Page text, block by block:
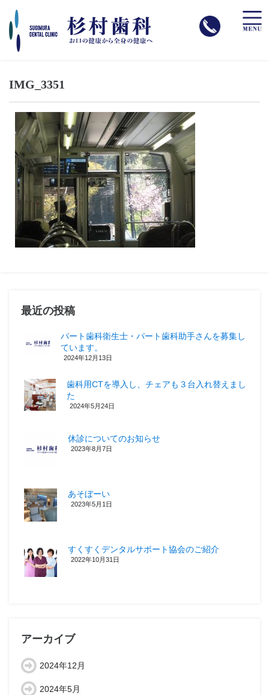
toggle
IMG_3351
最近の投稿
パート歯科衛生士・パート歯科助手さんを募集し
ています。
2024年12月13日
歯科用CTを導入し、チェアも３台入れ替えまし
た
2024年5月24日
休診についてのお知らせ
2023年8月7日
あそぼーい
2023年5月1日
すくすくデンタルサポート協会のご紹介
2022年10月31日
アーカイブ
2024年12月
2024年5月